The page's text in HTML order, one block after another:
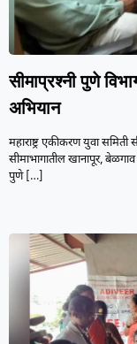
सीमाप्रश्नी पुणे
अभियान
महाराष्ट्र एकीकरण युवा
सीमाभागातील खानापूर,
पुणे[…]